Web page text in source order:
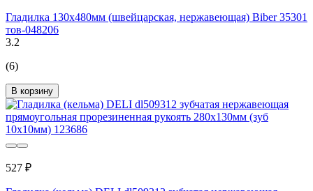
Гладилка 130х480мм (швейцарская, нержавеющая) Biber 35301
тов-048206
3.2
(6)
В корзину
527 ₽